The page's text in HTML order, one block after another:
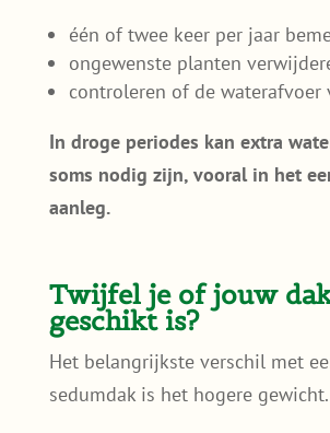
één of twee keer per jaar
ongewenste planten
controleren of de
In droge periodes kan extra
soms nodig zijn, vooral in het
aanleg.
Twijfel je of jouw
geschikt is?
Het belangrijkste verschil met
sedumdak is het hogere gewicht.